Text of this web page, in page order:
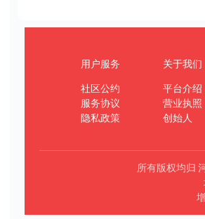
用户服务
社区公约
服务协议
隐私政策
关于我们
平台介绍
营业执照
创始人
所有版权均归